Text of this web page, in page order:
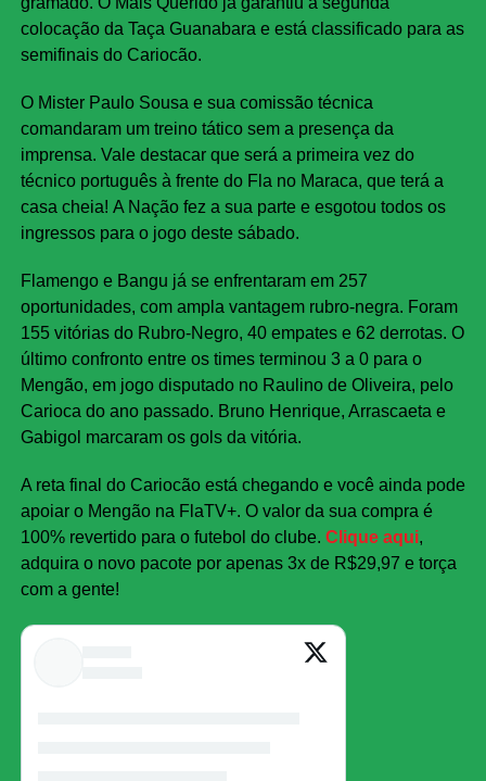
colocação da Taça Guanabara e está classificado para as
semifinais do Cariocão.
O Mister Paulo Sousa e sua comissão técnica
comandaram um treino tático sem a presença da
imprensa. Vale destacar que será a primeira vez do
técnico português à frente do Fla no Maraca, que terá a
casa cheia! A Nação fez a sua parte e esgotou todos os
ingressos para o jogo deste sábado.
Flamengo e Bangu já se enfrentaram em 257
oportunidades, com ampla vantagem rubro-negra. Foram
155 vitórias do Rubro-Negro, 40 empates e 62 derrotas. O
último confronto entre os times terminou 3 a 0 para o
Mengão, em jogo disputado no Raulino de Oliveira, pelo
Carioca do ano passado. Bruno Henrique, Arrascaeta e
Gabigol marcaram os gols da vitória.
A reta final do Cariocão está chegando e você ainda pode
apoiar o Mengão na FlaTV+. O valor da sua compra é
100% revertido para o futebol do clube. Clique aqui,
adquira o novo pacote por apenas 3x de R$29,97 e torça
com a gente!